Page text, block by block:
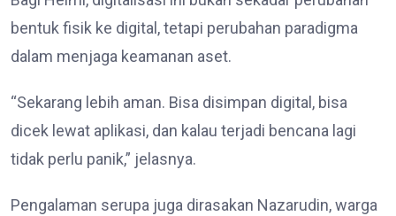
bentuk fisik ke digital, tetapi perubahan paradigma
dalam menjaga keamanan aset.
“Sekarang lebih aman. Bisa disimpan digital, bisa
dicek lewat aplikasi, dan kalau terjadi bencana lagi
tidak perlu panik,” jelasnya.
Pengalaman serupa juga dirasakan Nazarudin, warga